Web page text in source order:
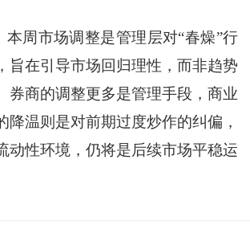
周市场调整是管理层对“春燥”行
旨在引导市场回归理性，而非趋势
券商的调整更多是管理手段，商业
降温则是对前期过度炒作的纠偏，
动性环境，仍将是后续市场平稳运